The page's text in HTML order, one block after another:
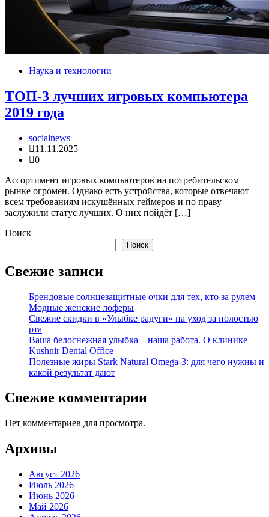
Наука и технологии
ТОП-3 лучших игровых компьютера
2019 года
socialnews
11.11.2025
0
Ассортимент игровых компьютеров на потребительском
рынке огромен. Однако есть устройства, которые отвечают
всем требованиям искушённых геймеров и по праву
заслужили статус лучших. О них пойдёт […]
Поиск
Поиск
Свежие записи
Брендовые солнцезащитные очки для тех, кто за рулем
Модные женские лоферы
Свежие скидки в «Улыбке радуги» на уход за полостью
рта
Ваша белоснежная улыбка – наша работа. О клинике
Kushnir Dental Office
Полезные жиры Stark Natural Omega-3: для чего нужны и
какой результат дают
Свежие комментарии
Нет комментариев для просмотра.
Архивы
Август 2026
Июль 2026
Июнь 2026
Май 2026